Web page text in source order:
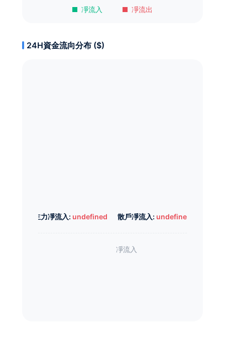
凈流入 凈流出
24H資金流向分布 ($)
主力凈流入: undefined 散戶凈流入: undefined